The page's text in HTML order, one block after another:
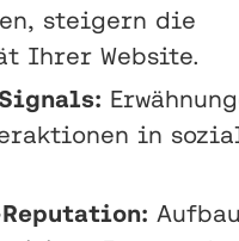
steigern die
Ihrer Website.
in
Aufbau